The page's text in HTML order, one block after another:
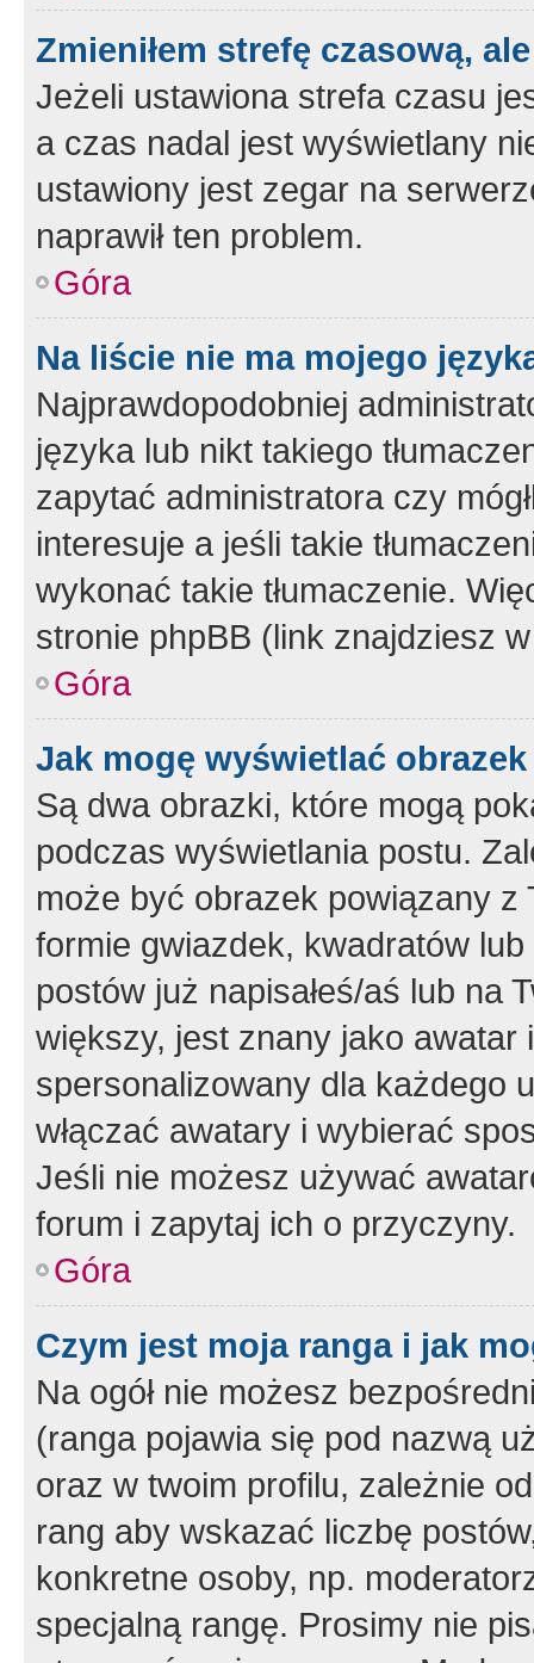
Zmieniłem strefę czasową,
Jeżeli ustawiona strefa czasu
a czas nadal jest wyświetlany
ustawiony jest zegar na
naprawił ten problem.
Góra
Na liście nie ma mojego
Najprawdopodobniej
języka lub nikt takiego
zapytać administratora czy
interesuje a jeśli takie
wykonać takie tłumaczenie.
stronie phpBB (link znajdziesz
Góra
Jak mogę wyświetlać
Są dwa obrazki, które mogą
podczas wyświetlania postu.
może być obrazek powiązany z
formie gwiazdek, kwadratów
postów już napisałeś/aś lub na
większy, jest znany jako
spersonalizowany dla każdego
włączać awatary i wybierać
Jeśli nie możesz używać
forum i zapytaj ich o przyczyny.
Góra
Czym jest moja ranga i jak
Na ogół nie możesz
(ranga pojawia się pod nazwą
oraz w twoim profilu, zależnie
rang aby wskazać liczbę
konkretne osoby, np.
specjalną rangę. Prosimy nie